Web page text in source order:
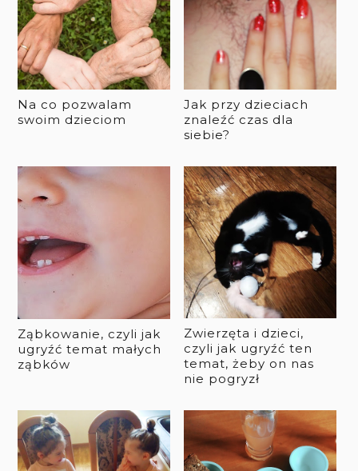
Na co pozwalam
swoim dzieciom
Jak przy dzieciach
znaleźć czas dla
siebie?
Ząbkowanie, czyli jak
ugryźć temat małych
ząbków
Zwierzęta i dzieci,
czyli jak ugryźć ten
temat, żeby on nas
nie pogryzł